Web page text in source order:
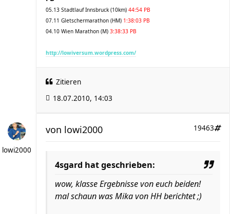
05.13 Stadtlauf Innsbruck (10km) 44:54 PB
07.11 Gletschermarathon (HM) 1:38:03 PB
04.10 Wien Marathon (M) 3:38:33 PB
http://lowiversum.wordpress.com/
Zitieren
18.07.2010, 14:03
lowi2000
19463
von lowi2000
4sgard hat geschrieben:
wow, klasse Ergebnisse von euch beiden!
mal schaun was Mika von HH berichtet ;)